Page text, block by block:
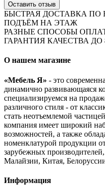
Оставить отзыв
БЫСТРАЯ ДОСТАВКА ПО
ПОДЪЁМ НА ЭТАЖ
РАЗНЫЕ СПОСОБЫ
ГАРАНТИЯ КАЧЕСТВА ДО
О нашем магазине
«Мебель Я» - это
динамично развивающаяся
специализируемся на
различного стиля - от
стать неотъемлемой
компания имеет широкий
возможностей, а также
номенклатурой продукции
зарубежных
Малайзии, Китая,
Информация